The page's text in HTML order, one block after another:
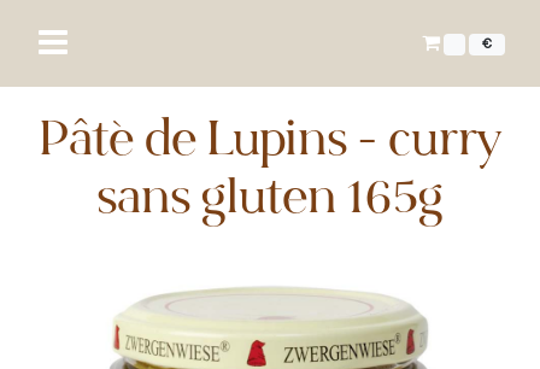
€
Pâté de Lupins - curry
sans gluten 165g